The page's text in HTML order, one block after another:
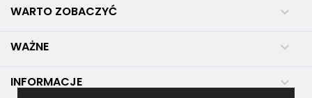
WARTO ZOBACZYĆ 
WAŻNE 
INFORMACJE 